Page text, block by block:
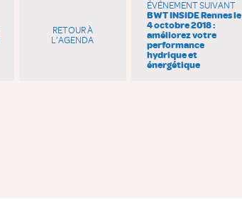
RETOUR À
L’AGENDA
ÉVÉNEMENT SUIVANT
BWT INSIDE Rennes le
4 octobre 2018 :
améliorez votre
performance
hydrique et
énergétique